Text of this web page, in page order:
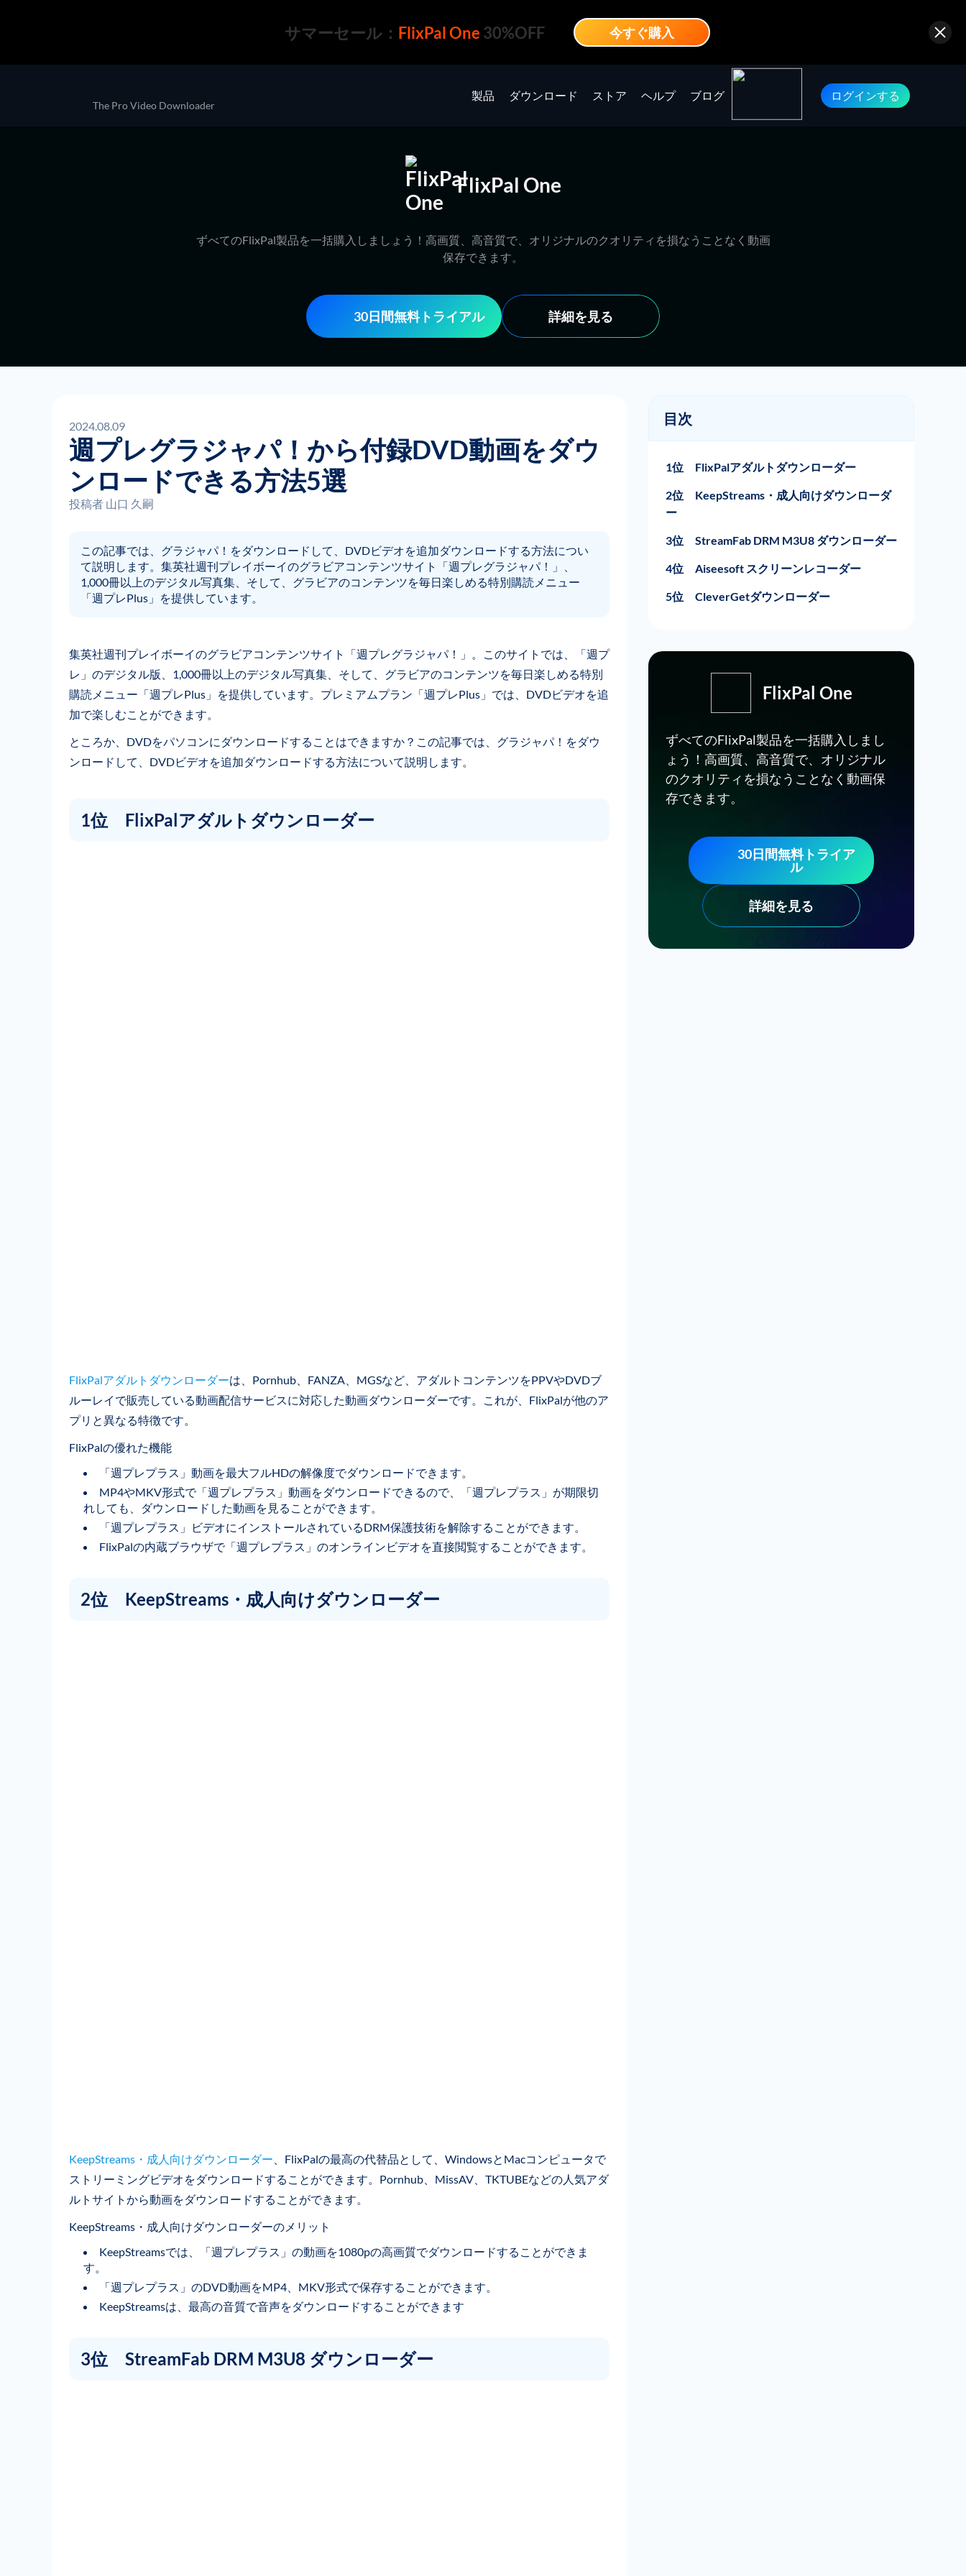
The Pro Video Downloader
製品 ダウンロード ストア ヘルプ ブログ ログインする
サマーセール： FlixPal One 30%OFF 今すぐ購入
FlixPal One
ずべてのFlixPal製品を一括購入しましょう！高画質、高音質で、オリジナルのクオリティを損なうことなく動画
保存できます。
30日間無料トライアル 詳細を見る
2024.08.09
週プレグラジャパ！から付録DVD動画をダウ
ンロードできる方法5選
投稿者 山口 久嗣
この記事では、グラジャパ！をダウンロードして、DVDビデオを追加ダウンロードする方法につい
て説明します。集英社週刊プレイボーイのグラビアコンテンツサイト「週プレグラジャパ！」、
1,000冊以上のデジタル写真集、そして、グラビアのコンテンツを毎日楽しめる特別購読メニュー
「週プレPlus」を提供しています。
集英社週刊プレイボーイのグラビアコンテンツサイト「週プレグラジャパ！」。このサイトでは、「週プ
レ」のデジタル版、1,000冊以上のデジタル写真集、そして、グラビアのコンテンツを毎日楽しめる特別
購読メニュー「週プレPlus」を提供しています。プレミアムプラン「週プレPlus」では、DVDビデオを追
加で楽しむことができます。
ところか、DVDをパソコンにダウンロードすることはできますか？この記事では、グラジャパ！をダウ
ンロードして、DVDビデオを追加ダウンロードする方法について説明します。
1位 FlixPalアダルトダウンローダー
FlixPalアダルトダウンローダーは、Pornhub、FANZA、MGSなど、アダルトコンテンツをPPVやDVDブ
ルーレイで販売している動画配信サービスに対応した動画ダウンローダーです。これが、FlixPalが他のア
プリと異なる特徴です。
FlixPalの優れた機能
「週プレプラス」動画を最大フルHDの解像度でダウンロードできます。
MP4やMKV形式で「週プレプラス」動画をダウンロードできるので、「週プレプラス」が期限切
れしても、ダウンロードした動画を見ることができます。
「週プレプラス」ビデオにインストールされているDRM保護技術を解除することができます。
FlixPalの内蔵ブラウザで「週プレプラス」のオンラインビデオを直接閲覧することができます。
2位 KeepStreams・成人向けダウンローダー
KeepStreams・成人向けダウンローダー 、FlixPalの最高の代替品として、WindowsとMacコンピュータで
ストリーミングビデオをダウンロードすることができます。Pornhub、MissAV、TKTUBEなどの人気アダ
ルトサイトから動画をダウンロードすることができます。
KeepStreams・成人向けダウンローダーのメリット
KeepStreamsでは、「週プレプラス」の動画を1080pの高画質でダウンロードすることができま
す。
「週プレプラス」のDVD動画をMP4、MKV形式で保存することができます。
KeepStreamsは、最高の音質で音声をダウンロードすることができます
3位 StreamFab DRM M3U8 ダウンローダー
目次
1位 FlixPalアダルトダウンローダー
2位 KeepStreams・成人向けダウンローダ
ー
3位 StreamFab DRM M3U8 ダウンローダー
4位 Aiseesoft スクリーンレコーダー
5位 CleverGetダウンローダー
FlixPal One
ずべてのFlixPal製品を一括購入しまし
ょう！高画質、高音質で、オリジナル
のクオリティを損なうことなく動画保
存できます。
30日間無料トライア
ル
詳細を見る